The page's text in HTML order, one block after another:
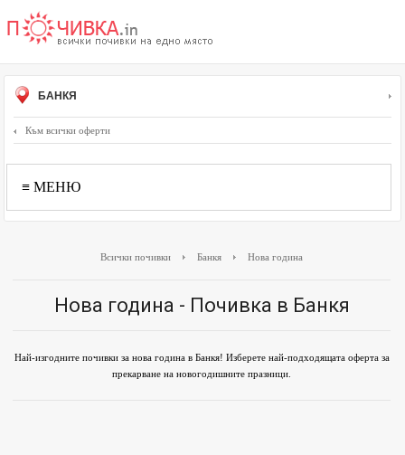
БАНКЯ
Към всички оферти
≡ МЕНЮ
Всички почивки Банкя Нова година
Нова година - Почивка в Банкя
Най-изгодните почивки за нова година в Банкя! Изберете най-подходящата оферта за
прекарване на новогодишните празници.